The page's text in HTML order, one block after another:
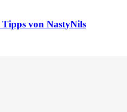
von NastyNils